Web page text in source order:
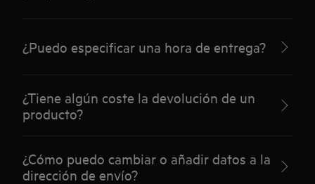
¿Puedo especificar una hora de entrega?
¿Tiene algún coste la devolución de un
producto?
¿Cómo puedo cambiar o añadir datos a la
dirección de envío?